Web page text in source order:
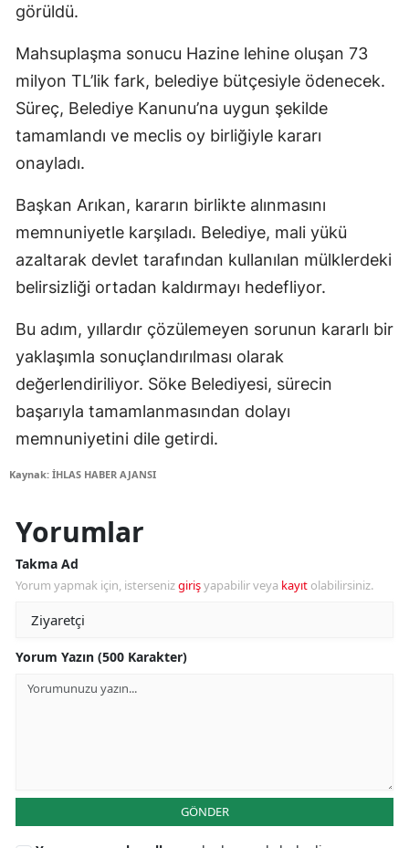
görüldü.
Mahsuplaşma sonucu Hazine lehine oluşan 73
milyon TL’lik fark, belediye bütçesiyle ödenecek.
Süreç, Belediye Kanunu’na uygun şekilde
tamamlandı ve meclis oy birliğiyle kararı
onayladı.
Başkan Arıkan, kararın birlikte alınmasını
memnuniyetle karşıladı. Belediye, mali yükü
azaltarak devlet tarafından kullanılan mülklerdeki
belirsizliği ortadan kaldırmayı hedefliyor.
Bu adım, yıllardır çözülemeyen sorunun kararlı bir
yaklaşımla sonuçlandırılması olarak
değerlendiriliyor. Söke Belediyesi, sürecin
başarıyla tamamlanmasından dolayı
memnuniyetini dile getirdi.
Kaynak: İHLAS HABER AJANSI
Yorumlar
Takma Ad
Yorum yapmak için, istersenizgirişyapabilir veya kayıt olabilirsiniz.
Yorum Yazın (500 Karakter)
GÖNDER